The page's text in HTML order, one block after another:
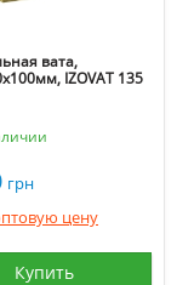
вата,
IZOVAT 135
грн
цену
Купить